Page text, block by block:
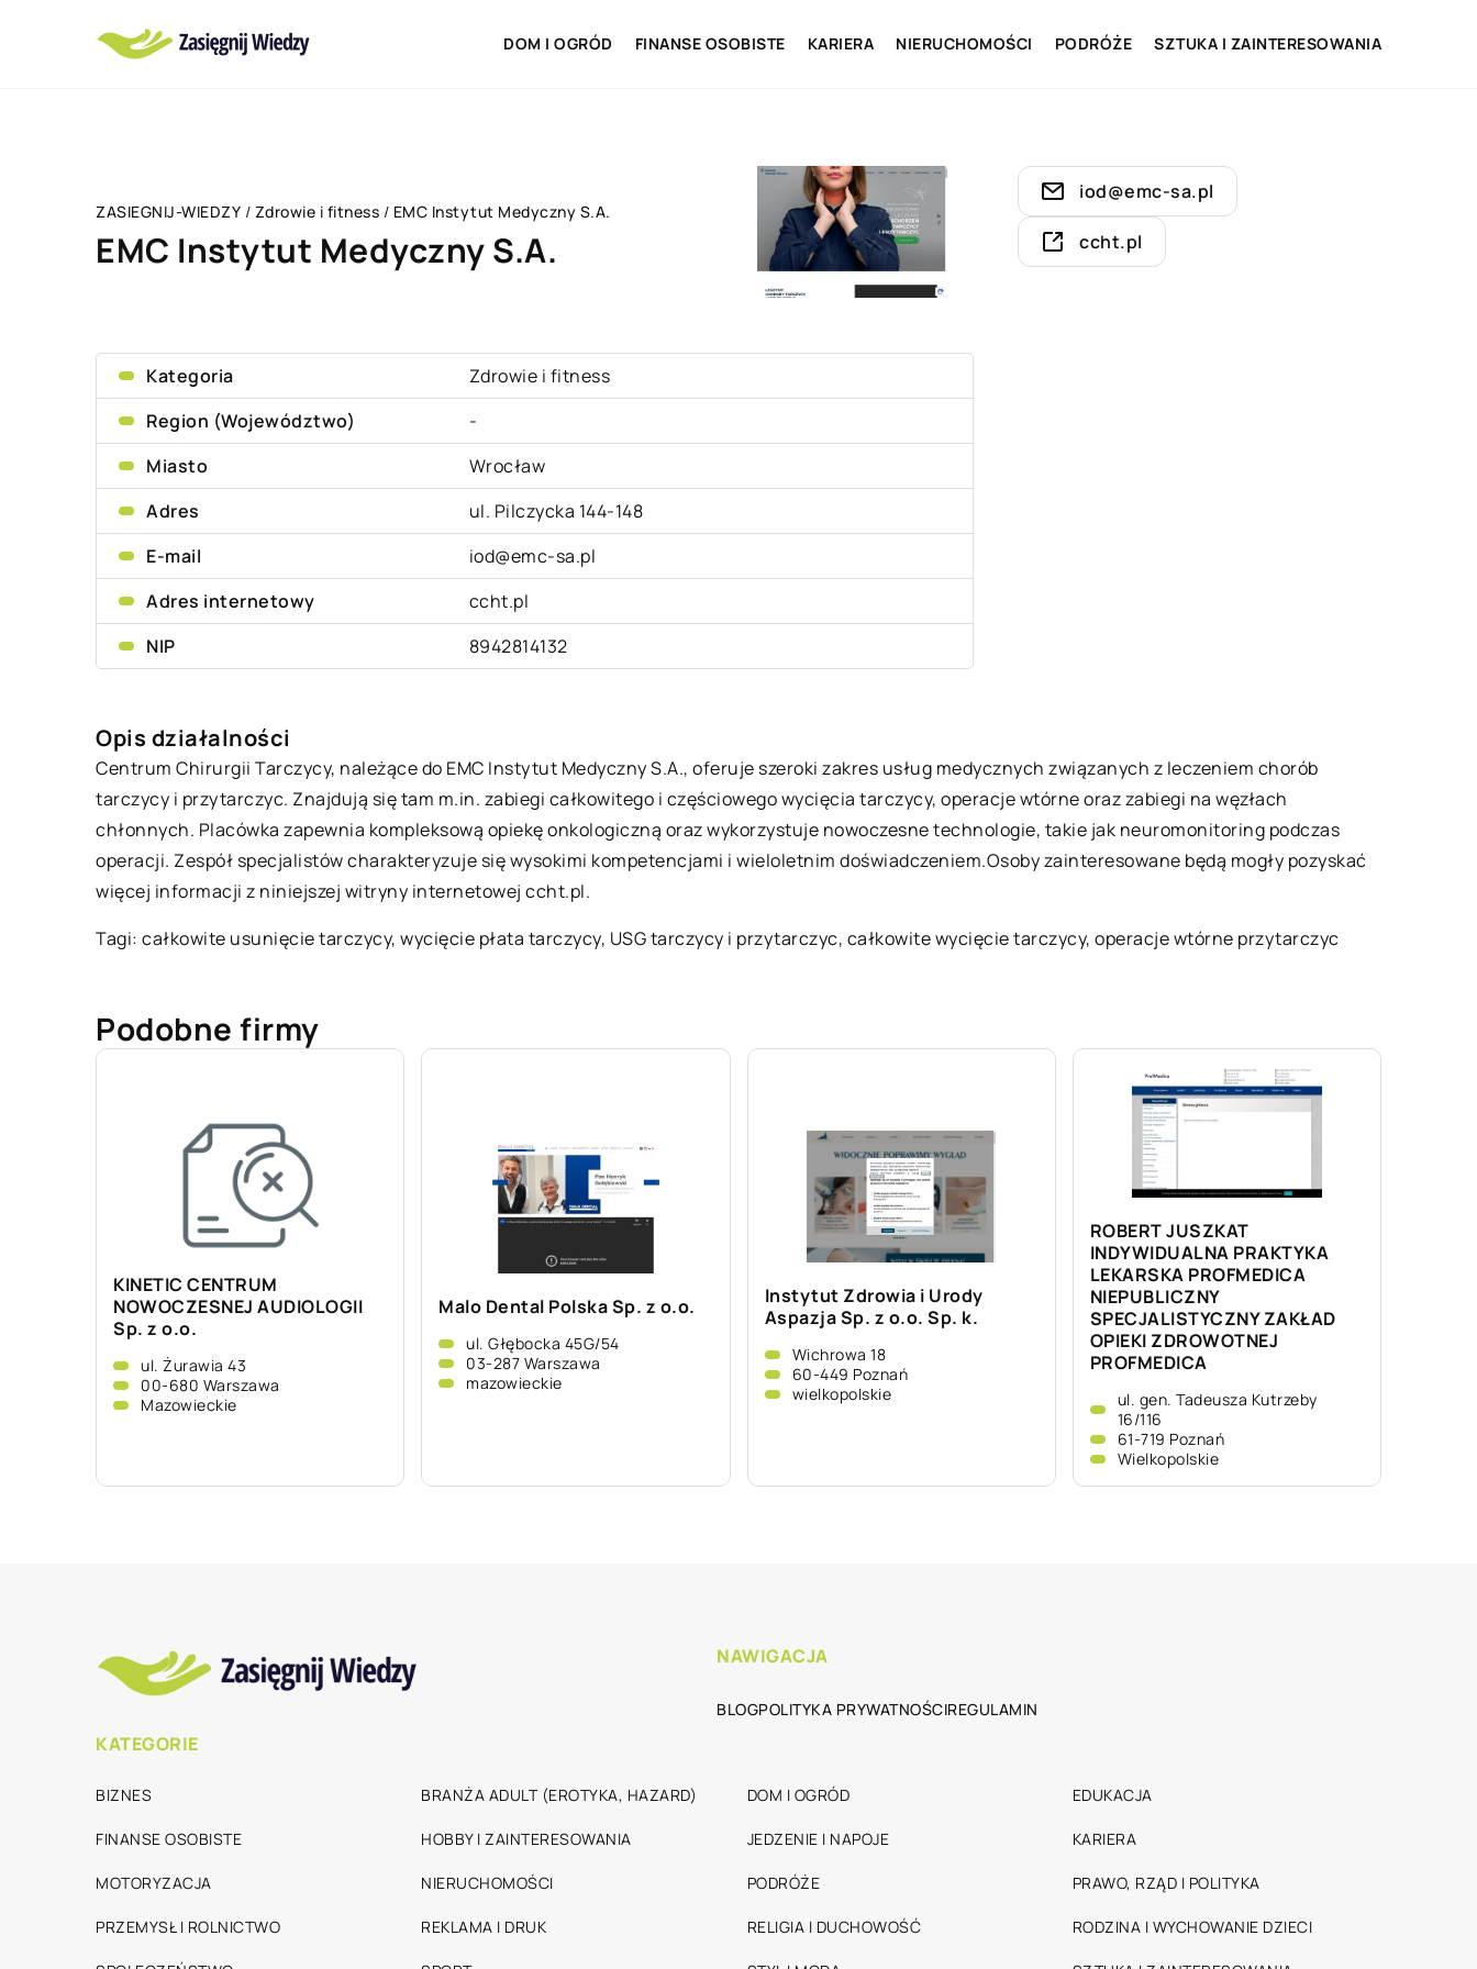
DOM I OGRÓD FINANSE OSOBISTE KARIERA NIERUCHOMOŚCI PODRÓŻE SZTUKA I ZAINTERESOWANIA
ZASIEGNIJ-WIEDZY / Zdrowie i fitness / EMC Instytut Medyczny S.A.
EMC Instytut Medyczny S.A.
Kategoria
Zdrowie i fitness
Region (Województwo)
-
Miasto
Wrocław
Adres
ul. Pilczycka 144-148
E-mail
iod@emc-sa.pl
Adres internetowy
ccht.pl
NIP
8942814132
iod@emc-sa.pl
ccht.pl
Opis działalności
Centrum Chirurgii Tarczycy, należące do EMC Instytut Medyczny S.A., oferuje szeroki zakres usług medycznych związanych z leczeniem chorób
tarczycy i przytarczyc. Znajdują się tam m.in. zabiegi całkowitego i częściowego wycięcia tarczycy, operacje wtórne oraz zabiegi na węzłach
chłonnych. Placówka zapewnia kompleksową opiekę onkologiczną oraz wykorzystuje nowoczesne technologie, takie jak neuromonitoring podczas
operacji. Zespół specjalistów charakteryzuje się wysokimi kompetencjami i wieloletnim doświadczeniem.Osoby zainteresowane będą mogły pozyskać
więcej informacji z niniejszej witryny internetowej ccht.pl.
Tagi: całkowite usunięcie tarczycy, wycięcie płata tarczycy, USG tarczycy i przytarczyc, całkowite wycięcie tarczycy, operacje wtórne przytarczyc
Podobne firmy
KINETIC CENTRUM
NOWOCZESNEJ AUDIOLOGII
Sp. z o.o.
ul. Żurawia 43
00-680 Warszawa
Mazowieckie
Malo Dental Polska Sp. z o.o.
ul. Głębocka 45G/54
03-287 Warszawa
mazowieckie
Instytut Zdrowia i Urody
Aspazja Sp. z o.o. Sp. k.
Wichrowa 18
60-449 Poznań
wielkopolskie
ROBERT JUSZKAT
INDYWIDUALNA PRAKTYKA
LEKARSKA PROFMEDICA
NIEPUBLICZNY
SPECJALISTYCZNY ZAKŁAD
OPIEKI ZDROWOTNEJ
PROFMEDICA
ul. gen. Tadeusza Kutrzeby
16/116
61-719 Poznań
Wielkopolskie
NAWIGACJA
BLOGPOLITYKA PRYWATNOŚCIREGULAMIN
KATEGORIE
BIZNES BRANŻA ADULT (EROTYKA, HAZARD) DOM I OGRÓD EDUKACJA
FINANSE OSOBISTE HOBBY I ZAINTERESOWANIA JEDZENIE I NAPOJE KARIERA
MOTORYZACJA NIERUCHOMOŚCI PODRÓŻE PRAWO, RZĄD I POLITYKA
PRZEMYSŁ I ROLNICTWO REKLAMA I DRUK RELIGIA I DUCHOWOŚĆ RODZINA I WYCHOWANIE DZIECI